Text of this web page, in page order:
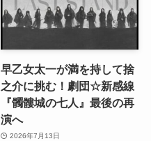
早乙女太一が満を持して捨
之介に挑む！劇団☆新感線
『髑髏城の七人』最後の再
演へ
2026年7月13日